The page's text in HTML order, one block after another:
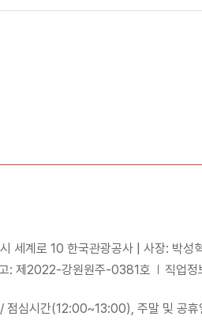
세계로 10 한국관광공사 | 사장: 박성
: 제2022-강원원주-0381호
직업
심시간(12:00~13:00), 주말 및 공휴